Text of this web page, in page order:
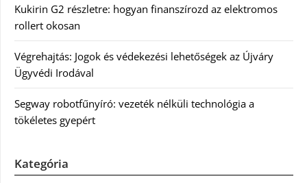
Kukirin G2 részletre: hogyan finanszírozd az elektromos
rollert okosan
Végrehajtás: Jogok és védekezési lehetőségek az Újváry
Ügyvédi Irodával
Segway robotfűnyíró: vezeték nélküli technológia a
tökéletes gyepért
Kategória